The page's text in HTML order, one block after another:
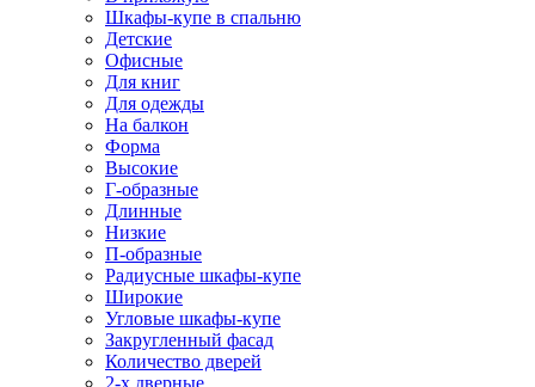
Шкафы-купе в спальню
Детские
Офисные
Для книг
Для одежды
На балкон
Форма
Высокие
Г-образные
Длинные
Низкие
П-образные
Радиусные шкафы-купе
Широкие
Угловые шкафы-купе
Закругленный фасад
Количество дверей
2-х дверные